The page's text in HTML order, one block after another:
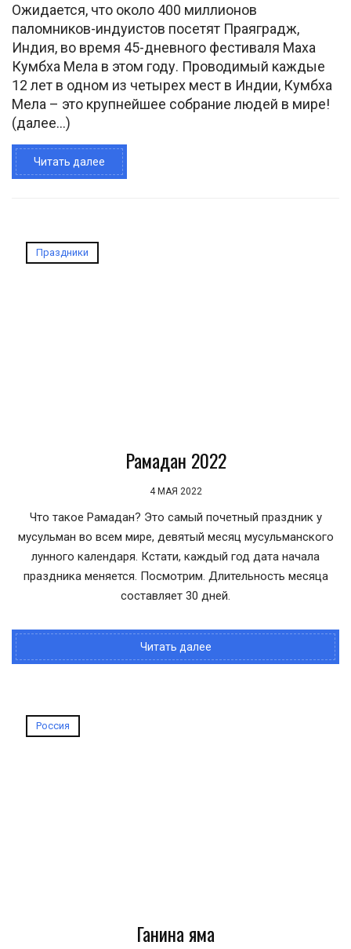
Ожидается, что около 400 миллионов
паломников-индуистов посетят Праяградж,
Индия, во время 45-дневного фестиваля Маха
Кумбха Мела в этом году. Проводимый каждые
12 лет в одном из четырех мест в Индии, Кумбха
Мела – это крупнейшее собрание людей в мире!
(далее…)
Читать далее
Праздники
Рамадан 2022
4 МАЯ 2022
Что такое Рамадан? Это самый почетный праздник у
мусульман во всем мире, девятый месяц мусульманского
лунного календаря. Кстати, каждый год дата начала
праздника меняется. Посмотрим. Длительность месяца
составляет 30 дней.
Читать далее
Россия
Ганина яма